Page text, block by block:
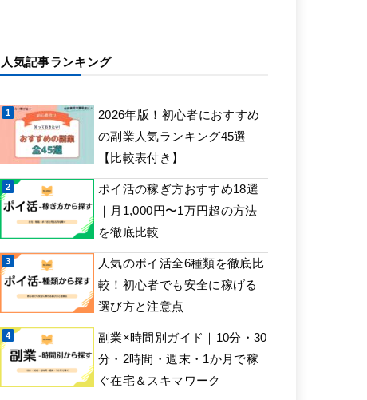
人気記事ランキング
2026年版！初心者におすすめ
の副業人気ランキング45選
【比較表付き】
ポイ活の稼ぎ方おすすめ18選
｜月1,000円〜1万円超の方法
を徹底比較
人気のポイ活全6種類を徹底比
較！初心者でも安全に稼げる
選び方と注意点
副業×時間別ガイド｜10分・30
分・2時間・週末・1か月で稼
ぐ在宅＆スキマワーク